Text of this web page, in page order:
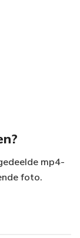
mp4-
foto.